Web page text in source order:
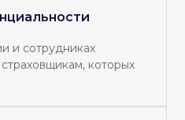
и сотрудниках
которых